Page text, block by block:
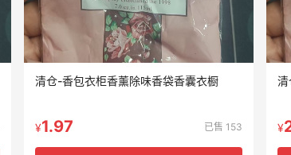
清仓-香包衣柜香薰除味香袋香囊衣橱
¥1.97 已售 153
清
¥